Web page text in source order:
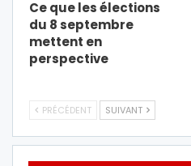
Ce que les élections
du 8 septembre
mettent en
perspective
PRÉCÉDENT SUIVANT